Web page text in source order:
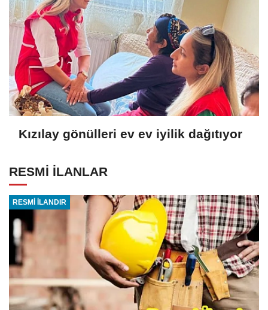
Kızılay gönülleri ev ev iyilik dağıtıyor
RESMİ İLANLAR
RESMİ İLANDIR